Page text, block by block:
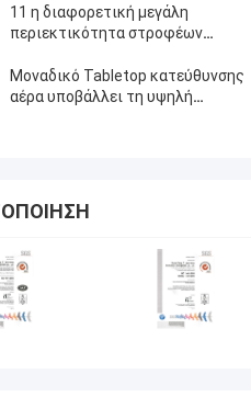
γωνίας
11 η διαφορετική μεγάλη
περιεκτικότητα στροφέων
φυγοκέντρωση
Μοναδικό Tabletop κατεύθυνσης
αέρα υποβάλλει τη υψηλή